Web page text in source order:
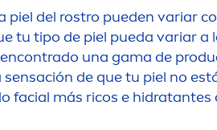
piel del rostro pueden variar
tu tipo de piel pueda variar
una gama de
de que tu piel no
facial más ricos e